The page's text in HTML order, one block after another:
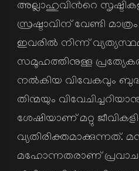
അല്ലാഹുവിന്‍റെ
സ്രഷ്ടാവിന് വേണ്ടി
ഇവരില്‍ നിന്ന്
സമൂഹത്തിനുള്ള
നല്‍കിയ വിവേകവും
തിന്മയും
ശേഷിയാണ് മറ്റു
വ്യതിരിക്തമാക്കുന്നത്.
മഹോന്നതരാണ്